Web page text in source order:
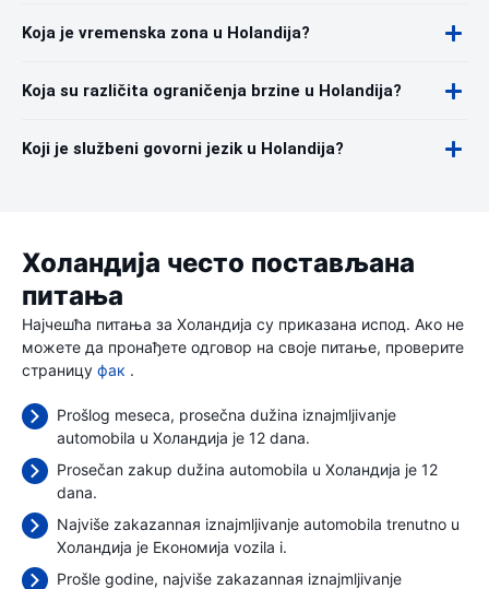
Koja je vremenska zona u Holandija?
Koja su različita ograničenja brzine u Holandija?
Koji je službeni govorni jezik u Holandija?
Холандија често постављана
питања
Најчешћа питања за Холандија су приказана испод. Ако не
можете да пронађете одговор на своје питање, проверите
страницу фак .
Prošlog meseca, prosečna dužina iznajmljivanje
automobila u Холандија je 12 dana.
Prosečan zakup dužina automobila u Холандија je 12
dana.
Najviše zakazannaя iznajmljivanje automobila trenutno u
Холандија je Економија vozila i.
Prošle godine, najviše zakazannaя iznajmljivanje